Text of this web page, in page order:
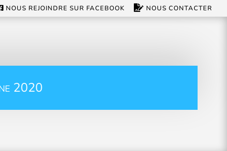
NOUS REJOINDRE SUR FACEBOOK NOUS CONTACTER
2020